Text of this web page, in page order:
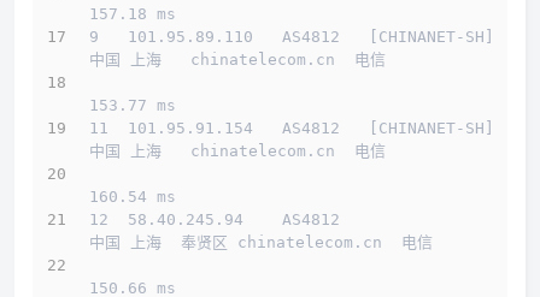
157.18 ms
9   101.95.89.110   AS4812   [CHINANET-SH]
中国 上海   chinatelecom.cn  电信
153.77 ms
11  101.95.91.154   AS4812   [CHINANET-SH]
中国 上海   chinatelecom.cn  电信
160.54 ms
12  58.40.245.94    AS4812
中国 上海  奉贤区 chinatelecom.cn  电信
150.66 ms